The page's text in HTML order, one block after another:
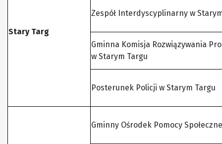
Stary Targ
Zespół Interdyscyplinarny w
Gminna Komisja Rozwiązywania
w Starym Targu
Posterunek Policji w Starym Targu
Gminny Ośrodek Pomocy